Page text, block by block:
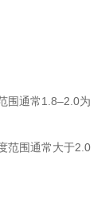
围通常1.8–2.0为
范围通常大于2.0